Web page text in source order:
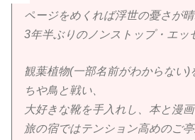
ページをめくれば浮世の憂さが晴
3年半ぶりのノンストップ・エッ
観葉植物(一部名前がわからない)
ちや鳥と戦い、
大好きな靴を手入れし、本と漫画
旅の宿ではテンション高めのご亭